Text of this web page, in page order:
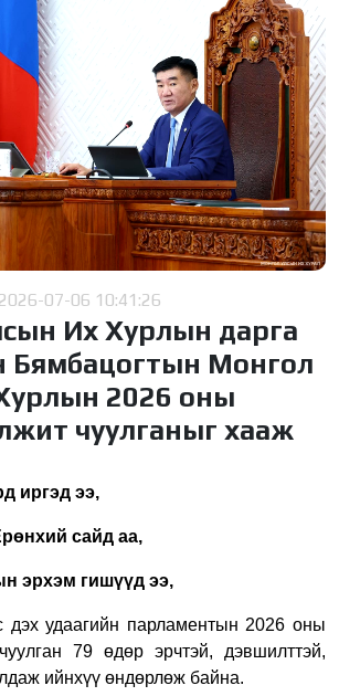
2026-07-06 10:41:26
Их Хурлын дарга
Бямбацогтын Монгол
2026 оны
чуулганыг хааж
иргэд ээ,
сайд аа,
эрхэм гишүүд ээ,
дэх удаагийн парламентын 2026 оны
79 өдөр эрчтэй, дэвшилттэй,
ийнхүү өндөрлөж байна.